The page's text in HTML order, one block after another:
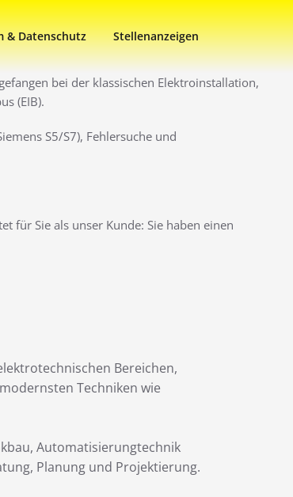
& Datenschutz Stellenanzeigen
bei der klassischen Elektroinstallation,
(EIB).
S5/S7), Fehlersuche und
für Sie als unser Kunde: Sie haben einen
Bereichen,
Techniken wie
Automatisierungtechnik
Planung und Projektierung.